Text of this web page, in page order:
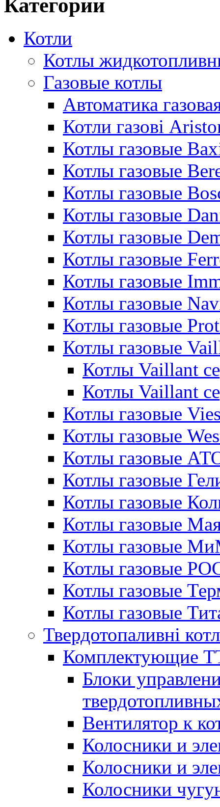
Категории
Котли
Котлы
Газовые котлы
Автоматика
Котли газові
Котлы газовые
Котлы газовые
Котлы газовые
Котлы газовые
Котлы газовые
Котлы газовые
Котлы газовые
Котлы газовые
Котлы газовые
Котлы газовые
Котлы Vaillant
Котлы Vaillant
Котлы газовые
Котлы газовые
Котлы газовые
Котлы газовые
Котлы газовые
Котлы газовые
Котлы газовые
Котлы газовые
Котлы газовые
Котлы газовые
Твердотопаливні
Комплектующие
Блоки
Вентилятор к
Колосники и
Колосники и
Колосники